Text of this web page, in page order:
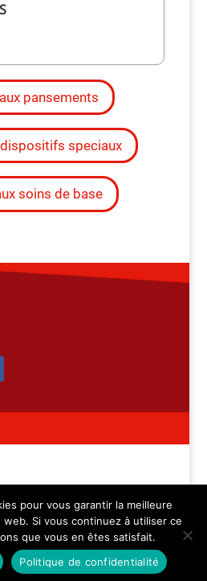
pansements
speciaux
soins de base
– Medicica Sàrl – tous
réservés
pour vous garantir la meilleure
Si vous continuez à utiliser ce
que vous en êtes satisfait.
Politique de confidentialité